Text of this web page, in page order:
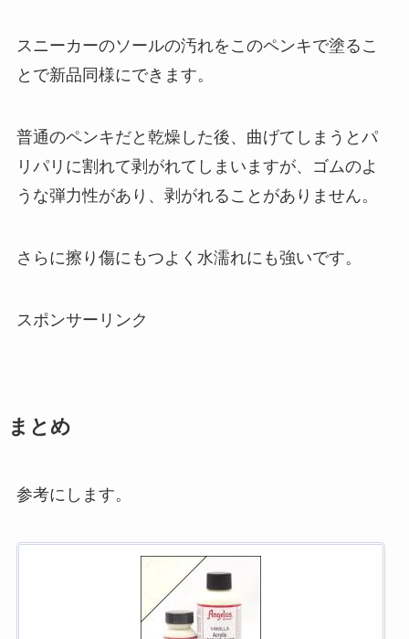
スニーカーのソールの汚れをこのペンキで塗るこ
とで新品同様にできます。
普通のペンキだと乾燥した後、曲げてしまうとパ
リパリに割れて剥がれてしまいますが、ゴムのよ
うな弾力性があり、剥がれることがありません。
さらに擦り傷にもつよく水濡れにも強いです。
スポンサーリンク
まとめ
参考にします。